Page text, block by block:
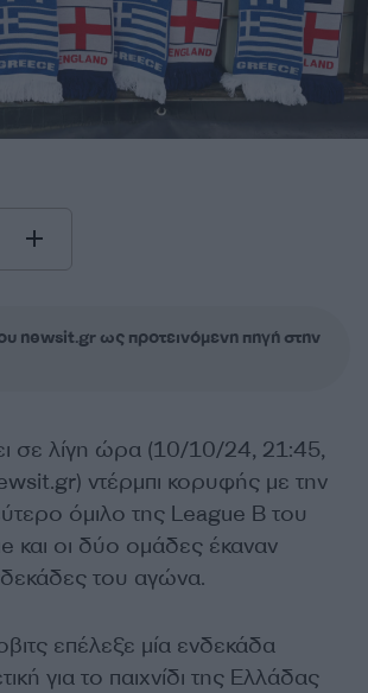
newsit.gr ως προτεινόμενη πηγή στην
σε λίγη ώρα (10/10/24, 21:45,
ντέρμπι κορυφής με την
όμιλο της League B του
και οι δύο ομάδες έκαναν
του αγώνα.
επέλεξε μία ενδεκάδα
για το παιχνίδι της Ελλάδας